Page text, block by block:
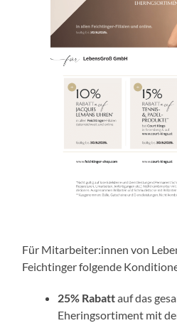
Für Mitarbeiter:innen von
Feichtinger folgende
25% Rabattauf das
Eheringsortiment mit